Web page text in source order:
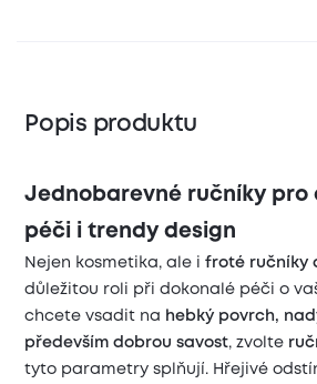
Popis produktu
Jednobarevné ručníky pro
péči i trendy design
Nejen kosmetika, ale ifroté ručníky
důležitou roli při dokonalé péči o
chcete vsadit na
hebký povrch,
především dobrou savost, zvolte
tyto parametry splňují. Hřejivé